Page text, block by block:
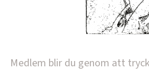
Medlem blir du genom att